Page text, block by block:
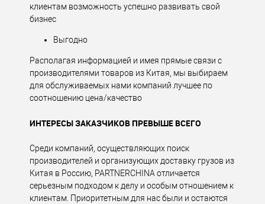
клиентам возможность успешно развивать свой
бизнес
Выгодно
Располагая информацией и имея прямые связи с
производителями товаров из Китая, мы выбираем
для обслуживаемых нами компаний лучшее по
соотношению цена/качество
ИНТЕРЕСЫ ЗАКАЗЧИКОВ ПРЕВЫШЕ ВСЕГО
Среди компаний, осуществляющих поиск
производителей и организующих доставку грузов из
Китая в Россию, PARTNERCHINA отличается
серьезным подходом к делу и особым отношением к
клиентам. Приоритетным для нас были и остаются